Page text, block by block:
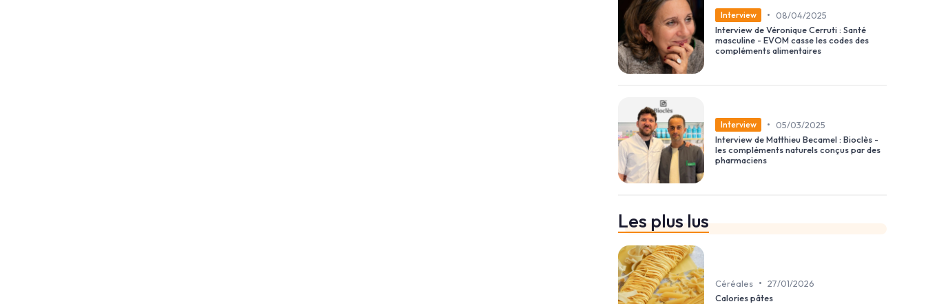
Interview •
08/04/2025
Interview de Véronique Cerruti : Santé
masculine - EVOM casse les codes des
compléments alimentaires
Interview •
05/03/2025
Interview de Matthieu Becamel : Bioclès -
les compléments naturels conçus par des
pharmaciens
Les plus lus
Céréales • 27/01/2026
Calories pâtes